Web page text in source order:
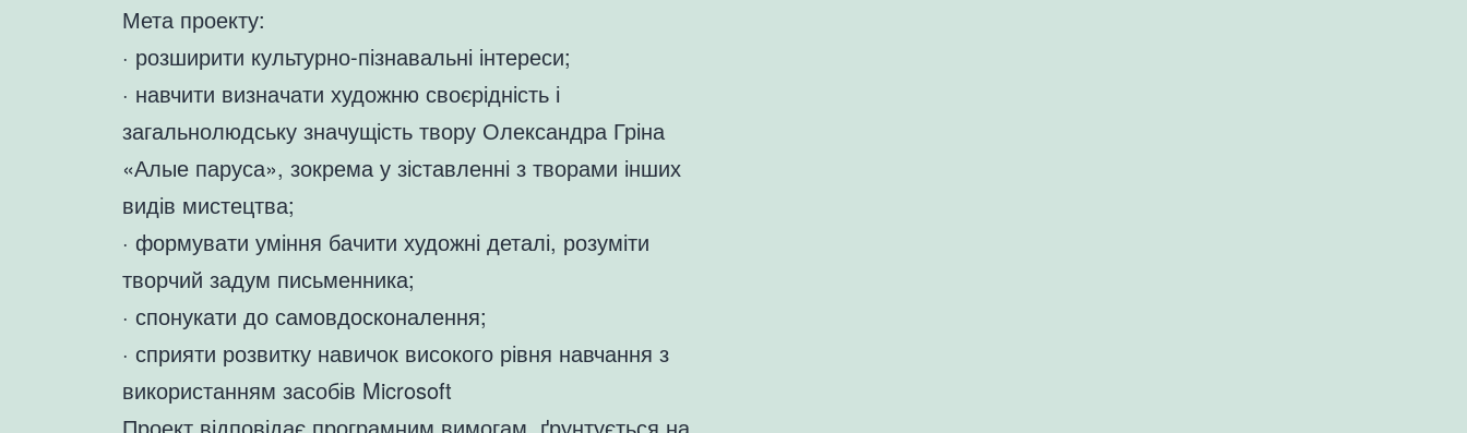
Мета проекту:
· розширити культурно-пізнавальні інтереси;
· навчити визначати художню своєрідність і
загальнолюдську значущість твору Олександра Гріна
«Алые паруса», зокрема у зіставленні з творами інших
видів мистецтва;
· формувати уміння бачити художні деталі, розуміти
творчий задум письменника;
· спонукати до самовдосконалення;
· сприяти розвитку навичок високого рівня навчання з
використанням засобів Microsoft